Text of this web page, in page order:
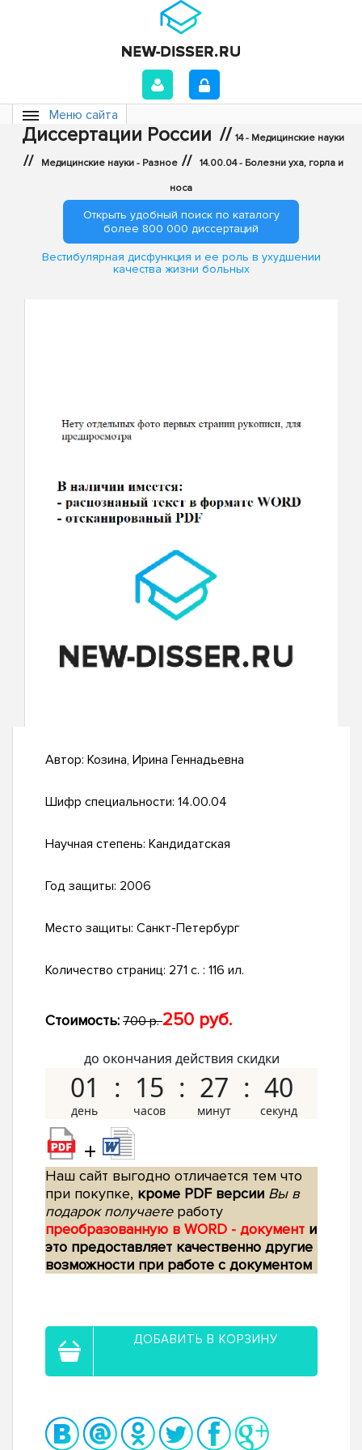
Меню сайта
Диссертации России // 14 - Медицинские науки
// Медицинские науки - Разное // 14.00.04 - Болезни уха, горла и
носа
Открыть удобный поиск по каталогу
более 800 000 диссертаций
Вестибулярная дисфункция и ее роль в ухудшении
качества жизни больных
Автор: Козина, Ирина Геннадьевна
Шифр специальности: 14.00.04
Научная степень: Кандидатская
Год защиты: 2006
Место защиты: Санкт-Петербург
Количество страниц: 271 с. : 116 ил.
Стоимость: 700 р.250 руб.
до окончания действия скидки
01 15 27 39
+
Наш сайт выгодно отличается тем что
при покупке, кроме PDF версии Вы в
подарок получаетеработу
преобразованную в WORD - документ и
это предоставляет качественно другие
возможности при работе с документом
ДОБАВИТЬ В КОРЗИНУ